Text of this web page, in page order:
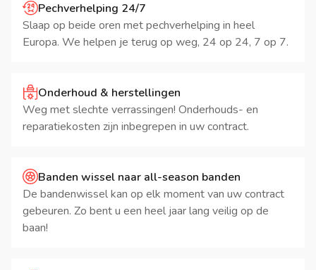
Pechverhelping 24/7
Slaap op beide oren met pechverhelping in heel
Europa. We helpen je terug op weg, 24 op 24, 7 op 7.
Onderhoud & herstellingen
Weg met slechte verrassingen! Onderhouds- en
reparatiekosten zijn inbegrepen in uw contract.
Banden wissel naar all-season banden
De bandenwissel kan op elk moment van uw contract
gebeuren. Zo bent u een heel jaar lang veilig op de
baan!